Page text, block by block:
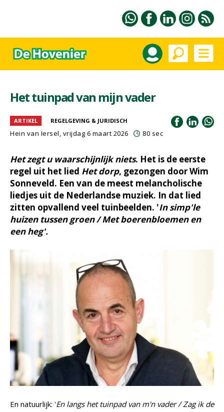
Het tuinpad van mijn vader
ARTIKEL REGELGEVING & JURIDISCH
Hein van Iersel, vrijdag 6 maart 2026 80 sec
Het zegt u waarschijnlijk niets. Het is de eerste
regel uit het lied Het dorp, gezongen door Wim
Sonneveld. Een van de meest melancholische
liedjes uit de Nederlandse muziek. In dat lied
zitten opvallend veel tuinbeelden. 'In simp'le
huizen tussen groen / Met boerenbloemen en
een heg'.
En natuurlijk: 'En langs het tuinpad van m'n vader / Zag ik de